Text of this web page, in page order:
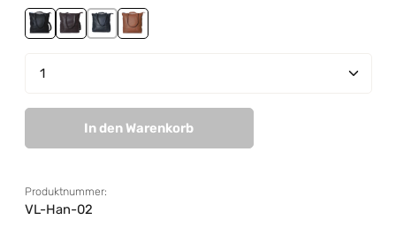
blackburgundy
navytan
Produkt Anzahl: Gib den gewünschten Wert ein
In den Warenkorb
Produktnummer:
VL-Han-02